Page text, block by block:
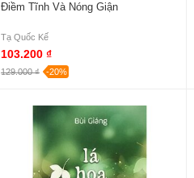
Điềm Tĩnh Và Nóng Giận
Tạ Quốc Kế
103.200 ₫
129.000 ₫ -20%